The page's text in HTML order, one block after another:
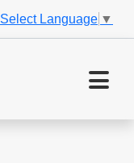
Select Language ▼